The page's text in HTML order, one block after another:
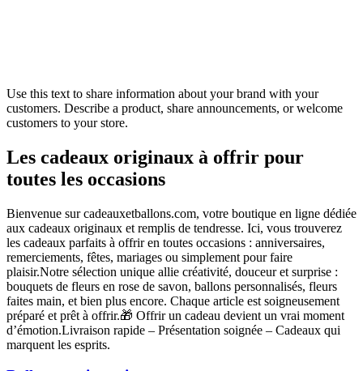
Use this text to share information about your brand with your
customers. Describe a product, share announcements, or welcome
customers to your store.
Les cadeaux originaux à offrir pour
toutes les occasions
Bienvenue sur cadeauxetballons.com, votre boutique en ligne dédiée
aux cadeaux originaux et remplis de tendresse. Ici, vous trouverez
les cadeaux parfaits à offrir en toutes occasions : anniversaires,
remerciements, fêtes, mariages ou simplement pour faire
plaisir.Notre sélection unique allie créativité, douceur et surprise :
bouquets de fleurs en rose de savon, ballons personnalisés, fleurs
faites main, et bien plus encore. Chaque article est soigneusement
préparé et prêt à offrir.🎁 Offrir un cadeau devient un vrai moment
d’émotion.Livraison rapide – Présentation soignée – Cadeaux qui
marquent les esprits.